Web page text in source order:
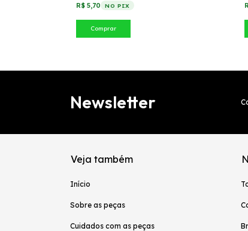
R$ 5,70 NO PIX
Comprar
Newsletter
Veja também
Início
Sobre as peças
Cuidados com as peças